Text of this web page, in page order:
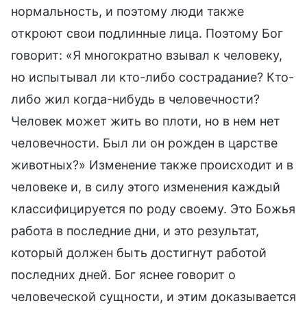
нормальность, и поэтому люди также
откроют свои подлинные лица. Поэтому Бог
говорит: «Я многократно взывал к человеку,
но испытывал ли кто-либо сострадание? Кто-
либо жил когда-нибудь в человечности?
Человек может жить во плоти, но в нем нет
человечности. Был ли он рожден в царстве
животных?» Изменение также происходит и в
человеке и, в силу этого изменения каждый
классифицируется по роду своему. Это Божья
работа в последние дни, и это результат,
который должен быть достигнут работой
последних дней. Бог яснее говорит о
человеческой сущности, и этим доказывается